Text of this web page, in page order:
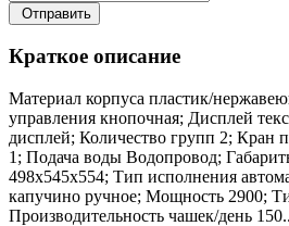
Отправить
Краткое описание
Материал корпуса пластик/
управления кнопочная; Дисплей
дисплей; Количество групп 2; Кран
1; Подача воды Водопровод;
498х545х554; Тип исполнения
капучино ручное; Мощность 2900;
Производительность чашек/день